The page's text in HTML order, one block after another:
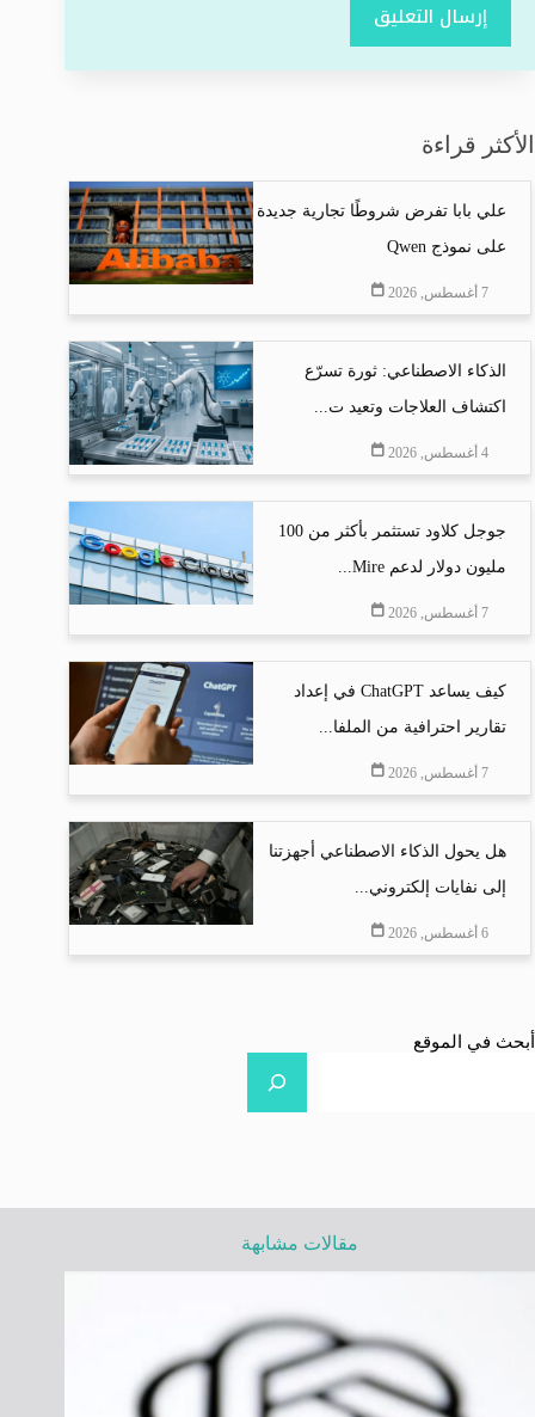
إرسال التعليق
الأكثر قراءة
علي بابا تفرض شروطًا تجارية جديدة
على نموذج Qwen
7 أغسطس, 2026
الذكاء الاصطناعي: ثورة تسرّع
اكتشاف العلاجات وتعيد ت...
4 أغسطس, 2026
جوجل كلاود تستثمر بأكثر من 100
مليون دولار لدعم Mire...
7 أغسطس, 2026
كيف يساعد ChatGPT في إعداد
تقارير احترافية من الملفا...
7 أغسطس, 2026
هل يحول الذكاء الاصطناعي أجهزتنا
إلى نفايات إلكتروني...
6 أغسطس, 2026
أبحث في الموقع
مقالات مشابهة